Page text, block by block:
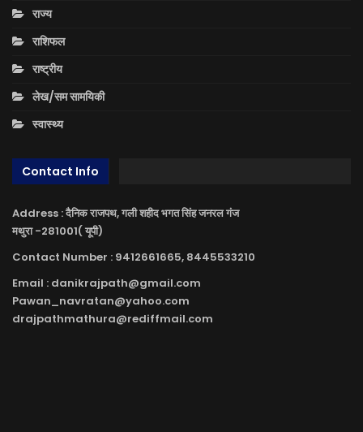
राज्य
राशिफल
राष्ट्रीय
लेख/सम सामयिकी
स्वास्थ्य
Contact Info
Address : दैनिक राजपथ, गली शहीद भगत सिंह जनरल गंज
मथुरा -281001( यूपी)
Contact Number : 9412661665, 8445533210
Email : danikrajpath@gmail.com
Pawan_navratan@yahoo.com
drajpathmathura@rediffmail.com